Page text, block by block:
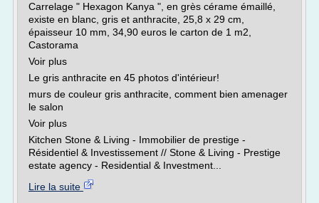
Carrelage " Hexagon Kanya ", en grès cérame émaillé,
existe en blanc, gris et anthracite, 25,8 x 29 cm,
épaisseur 10 mm, 34,90 euros le carton de 1 m2,
Castorama
Voir plus
Le gris anthracite en 45 photos d'intérieur!
murs de couleur gris anthracite, comment bien amenager
le salon
Voir plus
Kitchen Stone & Living - Immobilier de prestige -
Résidentiel & Investissement // Stone & Living - Prestige
estate agency - Residential & Investment...
Lire la suite